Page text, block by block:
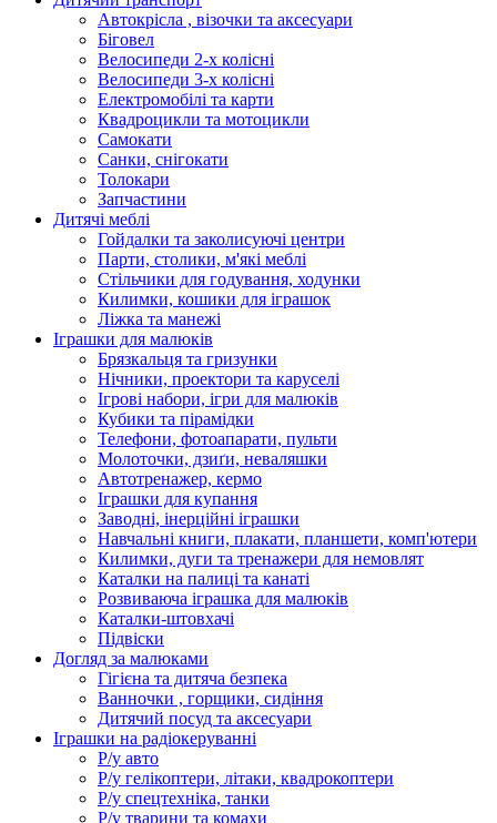
Автокрісла , візочки та аксесуари
Біговел
Велосипеди 2-х колісні
Велосипеди 3-х колісні
Електромобілі та карти
Квадроцикли та мотоцикли
Самокати
Санки, снігокати
Толокари
Запчастини
Дитячі меблі
Гойдалки та заколисуючі центри
Парти, столики, м'які меблі
Стільчики для годування, ходунки
Килимки, кошики для іграшок
Ліжка та манежі
Іграшки для малюків
Брязкальця та гризунки
Нічники, проектори та каруселі
Ігрові набори, ігри для малюків
Кубики та пірамідки
Телефони, фотоапарати, пульти
Молоточки, дзиґи, неваляшки
Автотренажер, кермо
Іграшки для купання
Заводні, інерційні іграшки
Навчальні книги, плакати, планшети, комп'ютери
Килимки, дуги та тренажери для немовлят
Каталки на палиці та канаті
Розвиваюча іграшка для малюків
Каталки-штовхачі
Підвіски
Догляд за малюками
Гігієна та дитяча безпека
Ванночки , горщики, сидіння
Дитячий посуд та аксесуари
Іграшки на радіокеруванні
Р/у авто
Р/у гелікоптери, літаки, квадрокоптери
Р/у спецтехніка, танки
Р/у тварини та комахи